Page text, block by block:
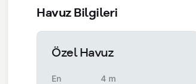
Havuz Bilgileri
Özel Havuz
En
4 m